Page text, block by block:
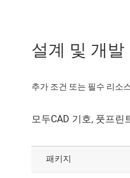
설계 및 개발
추가 조건 또는 필수 리소
패키지